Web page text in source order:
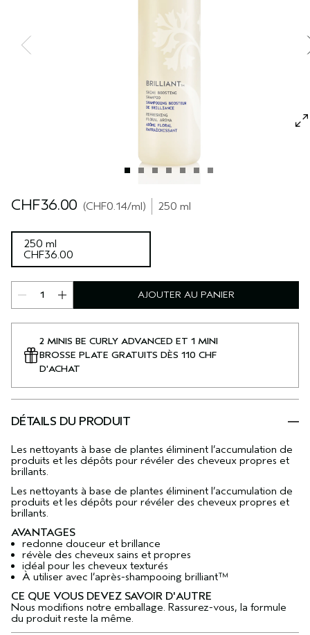
CUIR CHEVELU SENSIBLE
PURE ABUNDANCE
CHF36.00 CHF0.14/ml 250 ml
250 ml
CHF36.00
AJOUTER AU PANIER
2 MINIS BE CURLY ADVANCED ET 1 MINI
BROSSE PLATE GRATUITS DÈS 110 CHF
D'ACHAT
DÉTAILS DU PRODUIT
Les nettoyants à base de plantes éliminent l’accumulation de
produits et les dépôts pour révéler des cheveux propres et
brillants.
Les nettoyants à base de plantes éliminent l’accumulation de
produits et les dépôts pour révéler des cheveux propres et
brillants.
AVANTAGES
redonne douceur et brillance
révèle des cheveux sains et propres
idéal pour les cheveux texturés
À utiliser avec l’après-shampooing brilliant™
CE QUE VOUS DEVEZ SAVOIR D'AUTRE
Nous modifions notre emballage. Rassurez-vous, la formule
du produit reste la même.